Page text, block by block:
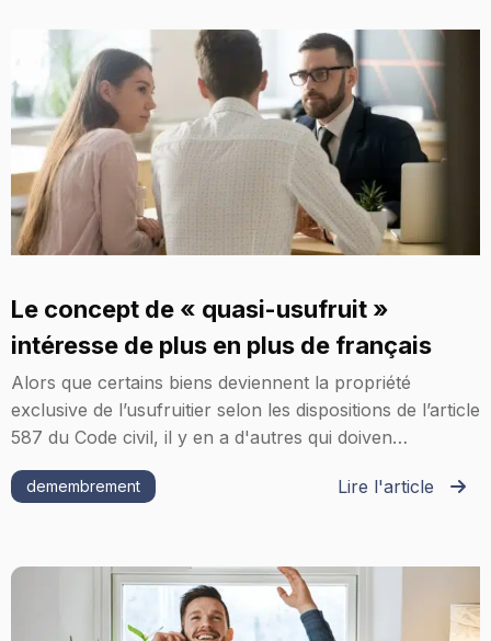
Le concept de « quasi-usufruit »
intéresse de plus en plus de français
Alors que certains biens deviennent la propriété
exclusive de l’usufruitier selon les dispositions de l’article
587 du Code civil, il y en a d'autres qui doiven…
Lire l'article
demembrement